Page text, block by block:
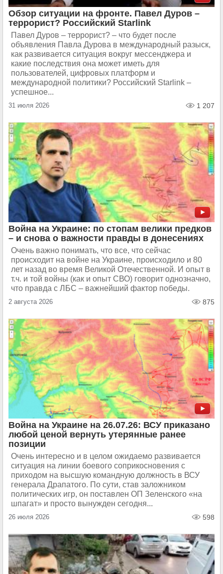
Обзор ситуации на фронте. Павел Дуров –
террорист? Российский Starlink
Павел Дуров – террорист? – что будет после
объявления Павла Дурова в международный разыск,
как развивается ситуация вокруг мессенджера и
какие последствия она может иметь для
пользователей, цифровых платформ и
международной политики? Российский Starlink –
успешное...
31 июля 2026 1 207
Война на Украине: по стопам велики предков
– и снова о важности правды в донесениях
Очень важно понимать, что все, что сейчас
происходит на войне на Украине, происходило и 80
лет назад во время Великой Отечественной. И опыт в
т.ч. и той войны (как и опыт СВО) говорит однозначно,
что правда с ЛБС – важнейший фактор победы.
2 августа 2026 875
Война на Украине на 26.07.26: ВСУ приказано
любой ценой вернуть утерянные ранее
позиции
Очень интересно и в целом ожидаемо развивается
ситуация на линии боевого соприкосновения с
приходом на высшую командную должность в ВСУ
генерала Драпатого. По сути, став заложником
политических игр, он поставлен ОП Зеленского «на
шпагат» и просто вынужден сегодня...
26 июля 2026 598